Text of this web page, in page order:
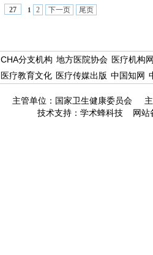
27 1 2 下一页 尾页
CHA分支机构 地方医院协会 医疗机构
医疗教育文化 医疗传媒出版 中国知网
主管单位：国家卫生健康委员会
技术支持：学术蜂科技 网站